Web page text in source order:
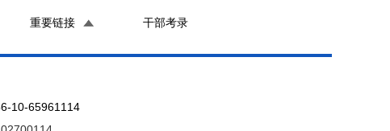
重要链接 干部考录
10-65961114